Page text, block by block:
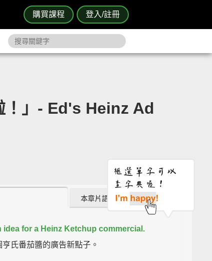
購買課程 登入/註冊
！」- Ed's Heinz Ad
本章片語 (2)
idea for a Heinz Ketchup commercial.
氏番茄醬的廣告新點子。